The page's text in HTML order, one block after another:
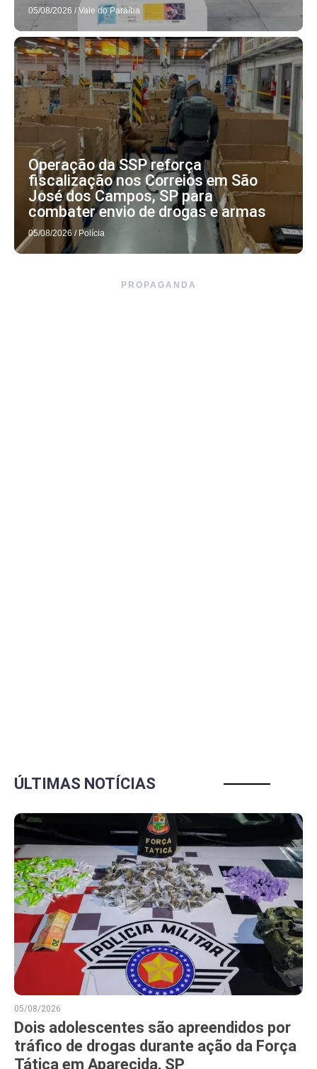
05/08/2026 / Vale do Paraíba
Operação da SSP reforça
fiscalização nos Correios em São
José dos Campos, SP para
combater envio de drogas e armas
05/08/2026 / Polícia
PROPAGANDA
ÚLTIMAS NOTÍCIAS
05/08/2026
Dois adolescentes são apreendidos por
tráfico de drogas durante ação da Força
Tática em Aparecida, SP